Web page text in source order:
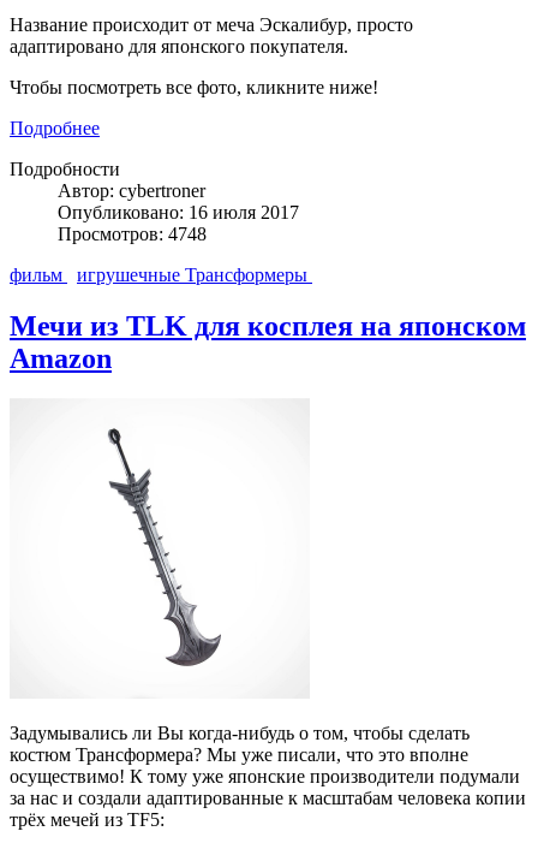
Название происходит от меча Эскалибур, просто
адаптировано для японского покупателя.
Чтобы посмотреть все фото, кликните ниже!
Подробнее
Подробности
Автор: cybertroner
Опубликовано: 16 июля 2017
Просмотров: 4748
фильм
игрушечные Трансформеры
Мечи из TLK для косплея на японском
Amazon
Задумывались ли Вы когда-нибудь о том, чтобы сделать
костюм Трансформера? Мы уже писали, что это вполне
осуществимо! К тому уже японские производители подумали
за нас и создали адаптированные к масштабам человека копии
трёх мечей из TF5: